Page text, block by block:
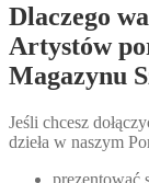
Dlaczego
Artystów
Magazynu
Jeśli chcesz
dzieła w naszym
prezentować